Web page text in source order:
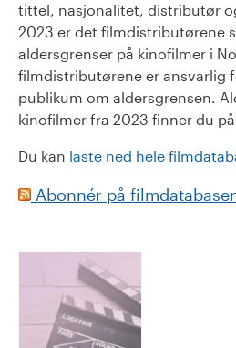
tittel, nasjonalitet, distributør
2023 er det filmdistributørene
aldersgrenser på kinofilmer i
filmdistributørene er ansvarlig
publikum om aldersgrensen.
kinofilmer fra 2023 finner du
Du kan laste ned hele
Abonnér på